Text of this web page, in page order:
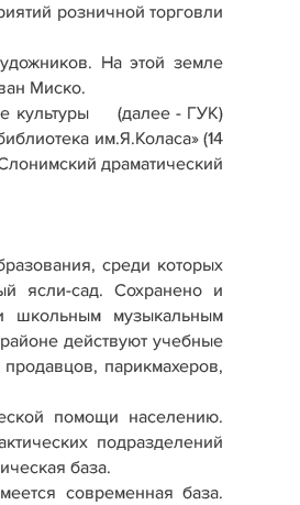
розничной торговли
На этой земле
Миско.
культуры (далее - ГУК)
им.Я.Коласа» (14
драматический
среди которых
ясли-сад. Сохранено и
школьным музыкальным
действуют учебные
парикмахеров,
помощи населению.
подразделений
база.
современная база.